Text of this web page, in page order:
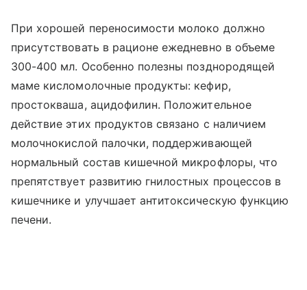
При хорошей переносимости молоко должно
присутствовать в рационе ежедневно в объеме
300-400 мл. Особенно полезны позднородящей
маме кисломолочные продукты: кефир,
простокваша, ацидофилин. Положительное
действие этих продуктов связано с наличием
молочнокислой палочки, поддерживающей
нормальный состав кишечной микрофлоры, что
препятствует развитию гнилостных процессов в
кишечнике и улучшает антитоксическую функцию
печени.